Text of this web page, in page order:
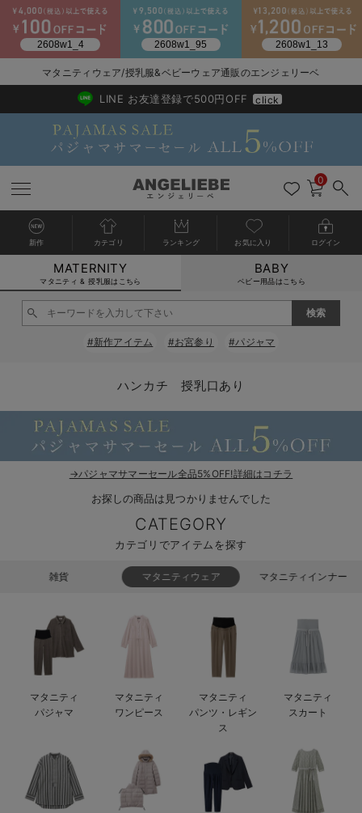
マタニティウェア全て
マタニティ ワンピース
マタニティ トップス
マタニティ アウター（コート）・ママコート
マタニティ 下着・インナー全て
授乳ブラ・マタニティブラ（マタニティインナー・産後用品）
マタニティ 授乳 キャミソール
産褥ショーツ
骨盤・マタニティベルト （妊娠中・産後）
マタニティ 腹巻き
授乳服全て
マタニティ フォーマル全て
マタニティ スーツ
マタニティ フォーマル パンツ・ボトムス
授乳用品全て
妊婦用 抱き枕・授乳クッション
マタニティレッグウェア全て
マタニティストッキング・タイツ
マタニティ ボディケア全て
アウトレット全て
【アウトレット】ワンピース
【アウトレット】パジャマ
【アウトレット】インナー
【アウトレット】ベビー
特集全て
コットン素材
ブラトップ
快適機能ウェア特集 トップス
快適機能ウェア特集 ボトムス
快適機能ウェア特集 パジャマ
安心の日本製。先輩ママが買ってよかった！本当に必要な出産準備品
ハレの日に着るANGELIEBEのセレモニー
再入荷全て
再入荷｜インナー
戻る
送料無料アイテム全て
ワンピース
スカート
パジャマ
インナー
ベビー
戻る
ブラキャミ おまとめ
MAX55%OFF ブラックフ
戻る
【37周年祭セール】
【37周年祭セール】
戻る
気温差別オススメア
【15℃】3月下旬～
戻る
動きやすく着回しで
戻る
強撚スムース(コスパ
戻る
マタニティウェア
【おまとめ割】パジ
戻る
こだわりの履き心地
カジュアル
オフィス
戻る
ジャケット派
きれいめ美脚パンツ派
ツィード派
王道シンプル派
戻る
出産準備応援割全て
マタニティパジャマ
戻る
【オフィスカジュア
戻る
レギンスタイプ
戻る
【フォーマル】ワン
戻る
【ベビー】長袖
戻る
ハンカチ
短肌着
セット
戻る
快適ウェア10%OFF
快適ウェア10%OFF
戻る
春のマタニティワン
セットアップ・ レイ
ジャンパースカート/
ワーク・オフィス
カジュアル
あったかアイテム｜
戻る
Gift Selection 出産
〜3,000円（税込）
10,001円（税込）〜
女の子におススメの
男の子におススメの
もらって嬉しいギフト
何枚あっても嬉しい
長く使えるアイテム
お部屋映えアイテム
戻る
冬の冷え対策インナ
薄くてあったか
保温&リカバリー
レギンス・タイツ
カップ付きインナー
裏起毛素材
戻る
入院準備の持ち物チ
入院してすぐ使うグ
戻る
冬のあったか特集全て
【冬のあったか特集
【冬のあったか特集
マタニティウェア/授乳服&ベビーウェア通販のエンジェリーベ
2026/NewArrival
送料495円(一部地域を除く) 7,700円以上で送料無料
LINE お友達登録で500円OFF click
0
新作 カテゴリ ランキング お気に入り ログイン
MATERNITY
マタニティ & 授乳服はこちら
BABY
ベビー用品はこちら
#新作アイテム #お宮参り #パジャマ
ハンカチ 授乳口あり
→パジャマサマーセール全品5%OFF!詳細はコチラ
お探しの商品は見つかりませんでした
CATEGORY
カテゴリでアイテムを探す
雑貨 マタニティウェア マタニティインナー
マタニティ
パジャマ
マタニティ
ワンピース
マタニティ
パンツ・レギン
ス
マタニティ
スカート
カートに入れる
閉じる